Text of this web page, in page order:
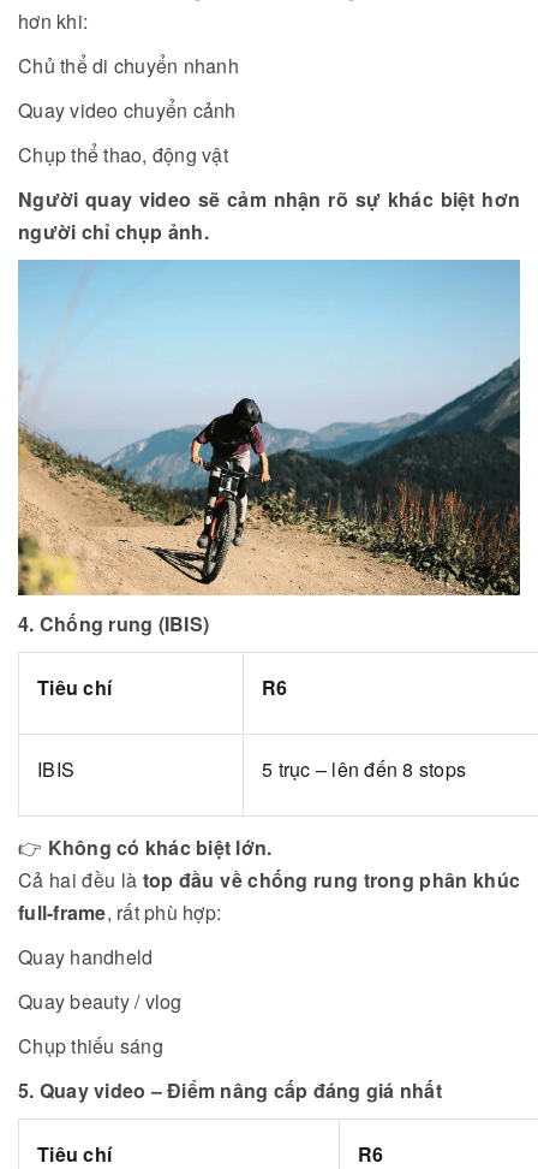
hơn khi:
Chủ thể di chuyển nhanh
Quay video chuyển cảnh
Chụp thể thao, động vật
Người quay video sẽ cảm nhận rõ sự khác biệt hơn
người chỉ chụp ảnh.
4. Chống rung (IBIS)
Tiêu chí R6
IBIS 5 trục – lên đến 8 stops
👉 Không có khác biệt lớn.
Cả hai đều là top đầu về chống rung trong phân khúc
full-frame, rất phù hợp:
Quay handheld
Quay beauty / vlog
Chụp thiếu sáng
5. Quay video – Điểm nâng cấp đáng giá nhất
Tiêu chí R6